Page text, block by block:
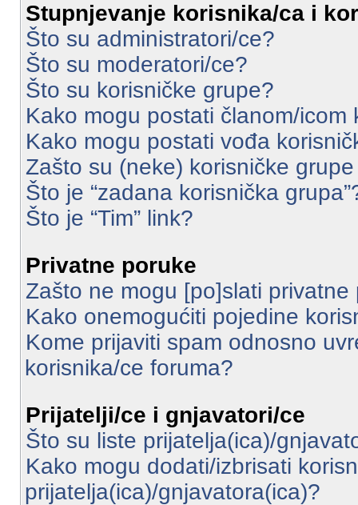
Stupnjevanje korisnika/ca i
Što su administratori/ce?
Što su moderatori/ce?
Što su korisničke grupe?
Kako mogu postati članom/icom
Kako mogu postati vođa
Zašto su (neke) korisničke
Što je “zadana korisnička
Što je “Tim” link?
Privatne poruke
Zašto ne mogu [po]slati privatne
Kako onemogućiti pojedine
Kome prijaviti spam odnosno
korisnika/ce foruma?
Prijatelji/ce i gnjavatori/ce
Što su liste prijatelja(ica)/
Kako mogu dodati/izbrisati
prijatelja(ica)/gnjavatora(ica)?